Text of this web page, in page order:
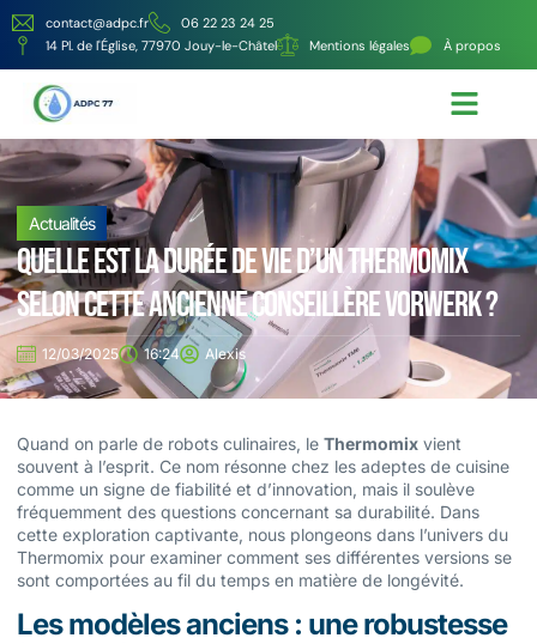
contact@adpc.fr
06 22 23 24 25
14 Pl. de l'Église, 77970 Jouy-le-Châtel
Mentions légales À propos
Actualités
Quelle est la durée de vie d’un Thermomix
selon cette ancienne conseillère Vorwerk ?
12/03/2025 16:24 Alexis
Quand on parle de robots culinaires, le Thermomix vient
souvent à l’esprit. Ce nom résonne chez les adeptes de cuisine
comme un signe de fiabilité et d’innovation, mais il soulève
fréquemment des questions concernant sa durabilité. Dans
cette exploration captivante, nous plongeons dans l’univers du
Thermomix pour examiner comment ses différentes versions se
sont comportées au fil du temps en matière de longévité.
Les modèles anciens : une robustesse